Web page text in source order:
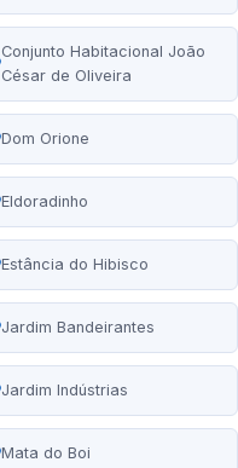
Conjunto Habitacional João
César de Oliveira
Dom Orione
Eldoradinho
Estância do Hibisco
Jardim Bandeirantes
Jardim Indústrias
Mata do Boi